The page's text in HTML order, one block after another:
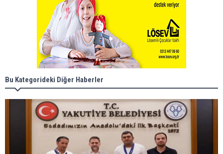
Bu Kategorideki Diğer Haberler